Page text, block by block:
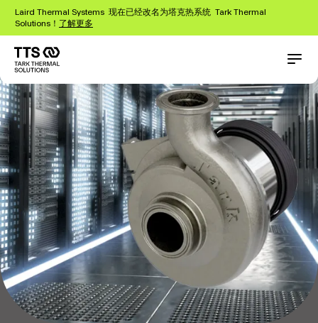
到
内
容
Laird Thermal Systems 现在已经改名为塔克热系统 Tark Thermal
Solutions！ 了解更多
navigation